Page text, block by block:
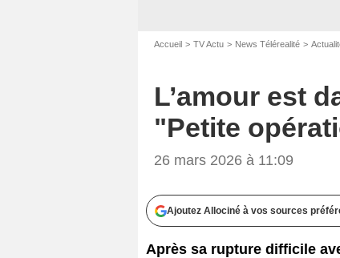
Accueil TV Actu News Télérealité
L’amour est
"Petite
26 mars 2026 à 11:09
Ajoutez Allociné à vos sources
Après sa rupture difficile